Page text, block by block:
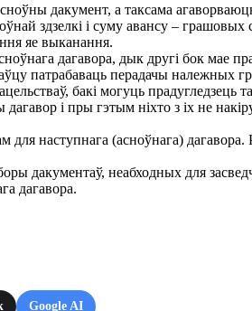
дакумент, а таксама
здзелкі і суму авансу – грашовых
яе выканання.
дагавора, дык другі бок мае
патрабаваць перадачы
бакі могуць прадугледзець
і пры гэтым ніхто з іх не
наступнага (асноўнага) дагавора.
дакументаў, неабходных для
дагавора.
Google AI